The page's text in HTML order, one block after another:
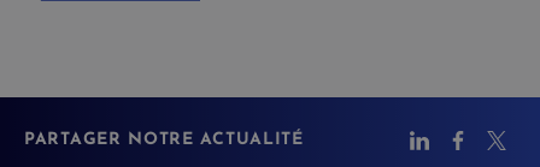
PARTAGER NOTRE ACTUALITÉ